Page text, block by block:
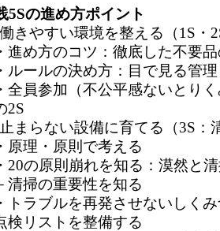
5Sの進め方ポイント
きやすい環境を整える（1S・
・進め方のコツ：徹底した不要
・ルールの決め方：目で見る管
・全員参加（不公平感ないとり
2S
まらない設備に育てる（3S：
・原理・原則で考える
・20の原則崩れを知る：漠然と
清掃の重要性を知る
・トラブルを再発させないしく
検リストを整備する